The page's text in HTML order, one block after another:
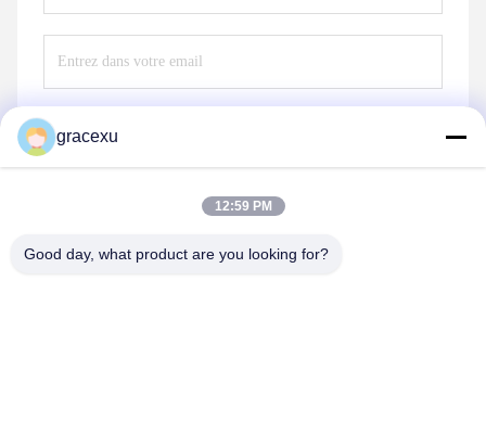
gracexu
12:59 PM
Good day, what product are you looking for?